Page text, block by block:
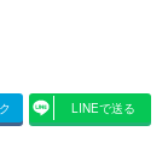
LINEで送る